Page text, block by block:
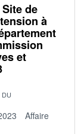
de
à
et
Affaire